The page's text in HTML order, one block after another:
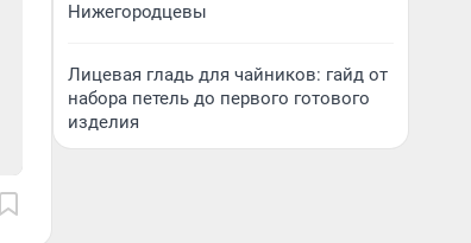
Нижегородцевы
Лицевая гладь для чайников: гайд от
набора петель до первого готового
изделия